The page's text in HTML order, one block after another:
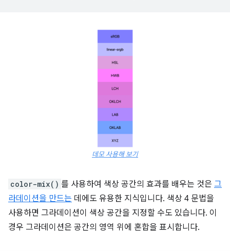
데모 사용해 보기
color-mix() 를 사용하여 색상 공간의 효과를 배우는 것은 그
라데이션을 만드는 데에도 유용한 지식입니다. 색상 4 문법을
사용하면 그라데이션이 색상 공간을 지정할 수도 있습니다. 이
경우 그라데이션은 공간의 영역 위에 혼합을 표시합니다.